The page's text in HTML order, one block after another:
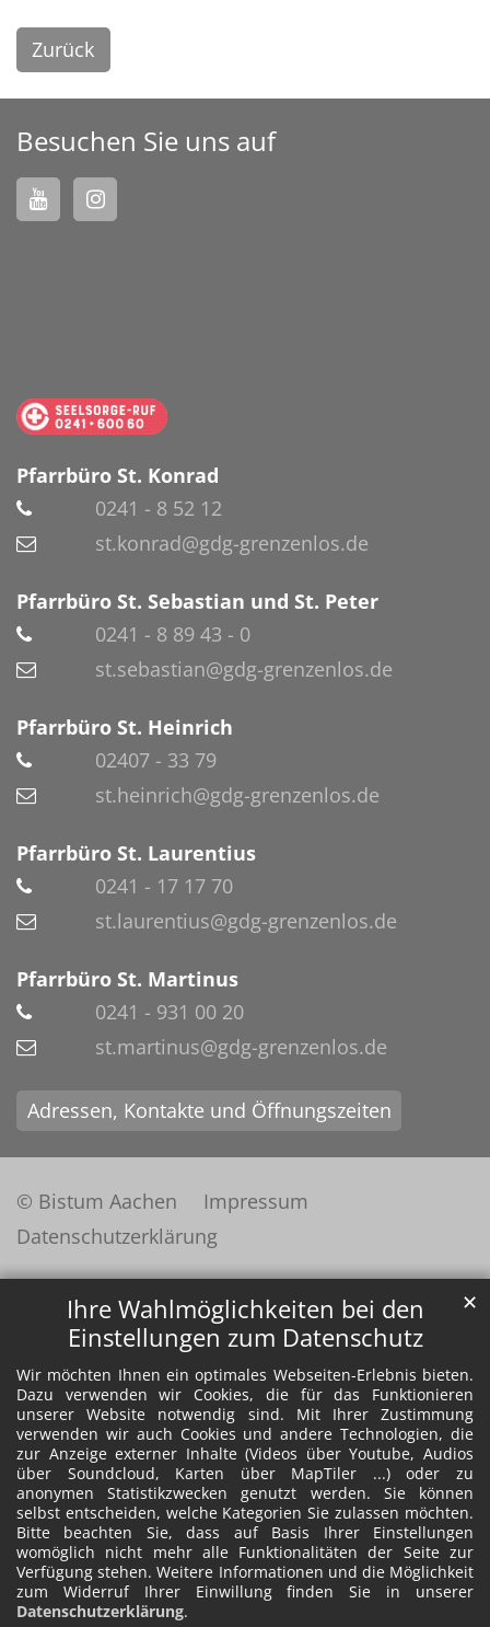
Ihre Wahlmöglichkeiten bei den
Einstellungen zum Datenschutz
Wir möchten Ihnen ein optimales Webseiten-Erlebnis bieten.
Dazu verwenden wir Cookies, die für das Funktionieren
unserer Website notwendig sind. Mit Ihrer Zustimmung
verwenden wir auch Cookies und andere Technologien, die
zur Anzeige externer Inhalte (Videos über Youtube, Audios
über Soundcloud, Karten über MapTiler ...) oder zu
anonymen Statistikzwecken genutzt werden. Sie können
selbst entscheiden, welche Kategorien Sie zulassen möchten.
Bitte beachten Sie, dass auf Basis Ihrer Einstellungen
womöglich nicht mehr alle Funktionalitäten der Seite zur
Verfügung stehen. Weitere Informationen und die Möglichkeit
zum Widerruf Ihrer Einwillung finden Sie in unserer
Datenschutzerklärung.
✕
Zurück
Besuchen Sie uns auf
Pfarrbüro St. Konrad
0241 - 8 52 12
st.konrad@gdg-grenzenlos.de
Pfarrbüro St. Sebastian und St. Peter
0241 - 8 89 43 - 0
st.sebastian@gdg-grenzenlos.de
Pfarrbüro St. Heinrich
02407 - 33 79
st.heinrich@gdg-grenzenlos.de
Pfarrbüro St. Laurentius
0241 - 17 17 70
st.laurentius@gdg-grenzenlos.de
Pfarrbüro St. Martinus
0241 - 931 00 20
st.martinus@gdg-grenzenlos.de
Adressen, Kontakte und Öffnungszeiten
© Bistum Aachen
Impressum
Datenschutzerklärung